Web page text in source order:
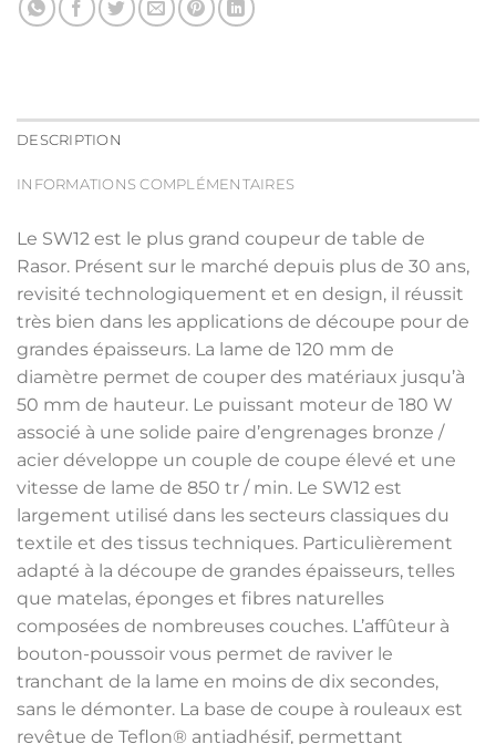
DESCRIPTION
INFORMATIONS COMPLÉMENTAIRES
Le SW12 est le plus grand coupeur de table de
Rasor. Présent sur le marché depuis plus de 30 ans,
revisité technologiquement et en design, il réussit
très bien dans les applications de découpe pour de
grandes épaisseurs. La lame de 120 mm de
diamètre permet de couper des matériaux jusqu’à
50 mm de hauteur. Le puissant moteur de 180 W
associé à une solide paire d’engrenages bronze /
acier développe un couple de coupe élevé et une
vitesse de lame de 850 tr / min. Le SW12 est
largement utilisé dans les secteurs classiques du
textile et des tissus techniques. Particulièrement
adapté à la découpe de grandes épaisseurs, telles
que matelas, éponges et fibres naturelles
composées de nombreuses couches. L’affûteur à
bouton-poussoir vous permet de raviver le
tranchant de la lame en moins de dix secondes,
sans le démonter. La base de coupe à rouleaux est
revêtue de Teflon® antiadhésif, permettant